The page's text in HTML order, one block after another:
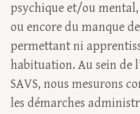
psychique et/ou
ou encore du manque
permettant ni
habituation. Au sein de
SAVS, nous mesurons
les démarches